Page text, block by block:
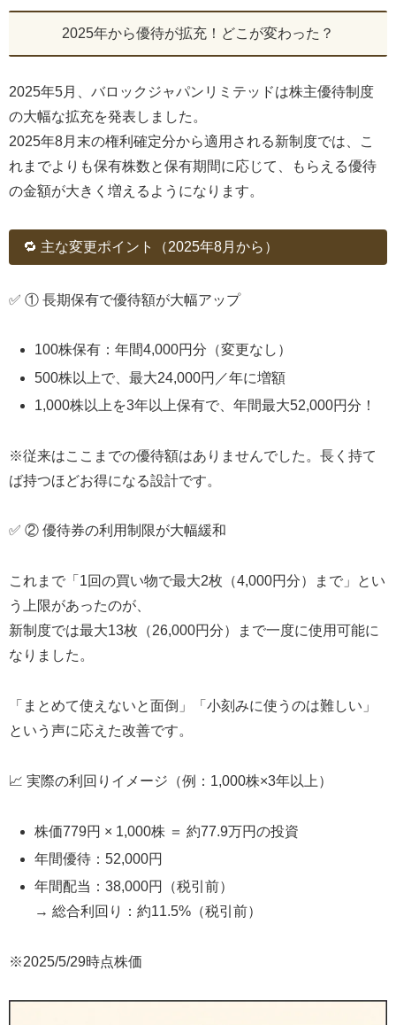
2025年から優待が拡充！どこが変わった？
2025年5月、バロックジャパンリミテッドは株主優待制度
の大幅な拡充を発表しました。
2025年8月末の権利確定分から適用される新制度では、こ
れまでよりも保有株数と保有期間に応じて、もらえる優待
の金額が大きく増えるようになります。
🔁 主な変更ポイント（2025年8月から）
✅ ① 長期保有で優待額が大幅アップ
100株保有：年間4,000円分（変更なし）
500株以上で、最大24,000円／年に増額
1,000株以上を3年以上保有で、年間最大52,000円分！
※従来はここまでの優待額はありませんでした。長く持て
ば持つほどお得になる設計です。
✅ ② 優待券の利用制限が大幅緩和
これまで「1回の買い物で最大2枚（4,000円分）まで」とい
う上限があったのが、
新制度では最大13枚（26,000円分）まで一度に使用可能に
なりました。
「まとめて使えないと面倒」「小刻みに使うのは難しい」
という声に応えた改善です。
📈 実際の利回りイメージ（例：1,000株×3年以上）
株価779円 × 1,000株 ＝ 約77.9万円の投資
年間優待：52,000円
年間配当：38,000円（税引前）
→ 総合利回り：約11.5%（税引前）
※2025/5/29時点株価